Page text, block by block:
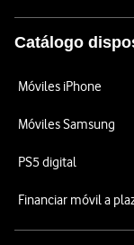
Catálogo
Móviles iPhone
Móviles Samsung
PS5 digital
Financiar móvil a